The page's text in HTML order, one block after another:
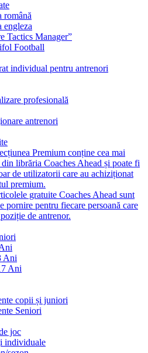
română
engleza
Tactics Manager”
Football
individual pentru antrenori
profesională
antrenori
Premium conține cea mai
din librăria Coaches Ahead și poate fi
de utilizatorii care au achiziționat
premium.
gratuite Coaches Ahead sunt
pornire pentru fiecare persoană care
de antrenor.
Ani
Ani
copii și juniori
Seniori
joc
individuale